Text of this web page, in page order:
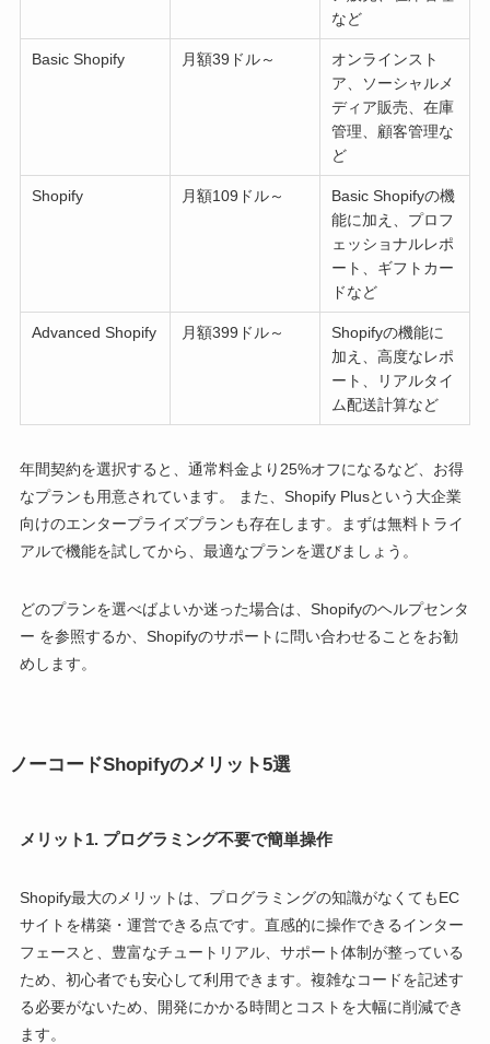
など
Basic Shopify 月額39ドル～
オンラインスト
ア、ソーシャルメ
ディア販売、在庫
管理、顧客管理な
ど
Shopify 月額109ドル～
Basic Shopifyの機
能に加え、プロフ
ェッショナルレポ
ート、ギフトカー
ドなど
Advanced Shopify 月額399ドル～
Shopifyの機能に
加え、高度なレポ
ート、リアルタイ
ム配送計算など
年間契約を選択すると、通常料金より25%オフになるなど、お得
なプランも用意されています。 また、Shopify Plusという大企業
向けのエンタープライズプランも存在します。まずは無料トライ
アルで機能を試してから、最適なプランを選びましょう。
どのプランを選べばよいか迷った場合は、Shopifyのヘルプセンタ
ー を参照するか、Shopifyのサポートに問い合わせることをお勧
めします。
ノーコードShopifyのメリット5選
メリット1. プログラミング不要で簡単操作
Shopify最大のメリットは、プログラミングの知識がなくてもEC
サイトを構築・運営できる点です。直感的に操作できるインター
フェースと、豊富なチュートリアル、サポート体制が整っている
ため、初心者でも安心して利用できます。複雑なコードを記述す
る必要がないため、開発にかかる時間とコストを大幅に削減でき
ます。